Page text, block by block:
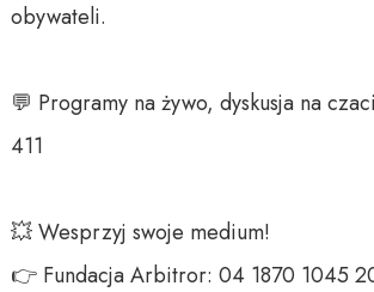
obywateli.
💬 Programy na żywo, dyskusja na
411
💥 Wesprzyj swoje medium!
👉 Fundacja Arbitror: 04 1870 1045